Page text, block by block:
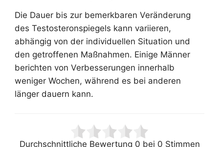
Die Dauer bis zur bemerkbaren Veränderung
des Testosteronspiegels kann variieren,
abhängig von der individuellen Situation und
den getroffenen Maßnahmen. Einige Männer
berichten von Verbesserungen innerhalb
weniger Wochen, während es bei anderen
länger dauern kann.
Durchschnittliche Bewertung 0 bei 0 Stimmen